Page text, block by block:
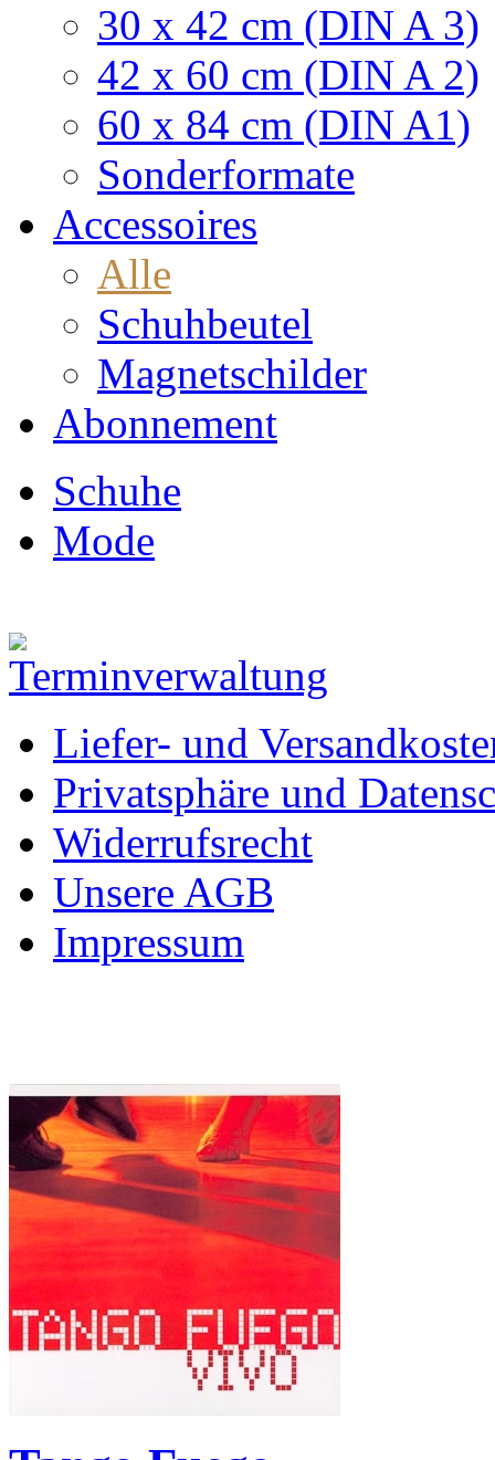
30 x 42 cm (DIN A 3)
42 x 60 cm (DIN A 2)
60 x 84 cm (DIN A1)
Sonderformate
Accessoires
Alle
Schuhbeutel
Magnetschilder
Abonnement
Schuhe
Mode
Liefer- und
Privatsphäre und
Widerrufsrecht
Unsere AGB
Impressum